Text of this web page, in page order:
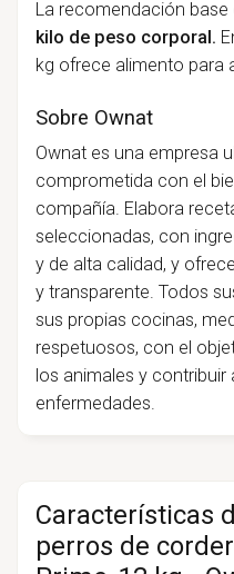
La recomendación base
kilo de peso corporal.
kg ofrece alimento para
Sobre Ownat
Ownat es una empresa
comprometida con el
compañía. Elabora
seleccionadas, con
y de alta calidad, y
y transparente. Todos
sus propias cocinas,
respetuosos, con el
los animales y contribuir
enfermedades.
Características
perros de